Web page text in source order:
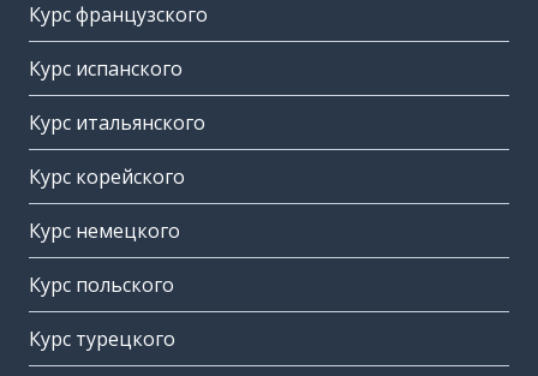
Курс французского
Курс испанского
Курс итальянского
Курс корейского
Курс немецкого
Курс польского
Курс турецкого